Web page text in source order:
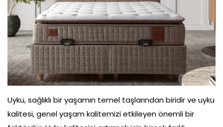
Dolap
Antre
Çalışma Odası
Genç Odası
Bahçe Mobilyaları
Tüm Ürünler
Uyku, sağlıklı bir yaşamın temel taşlarından biridir ve uyku
kalitesi, genel yaşam kalitemizi etkileyen önemli bir